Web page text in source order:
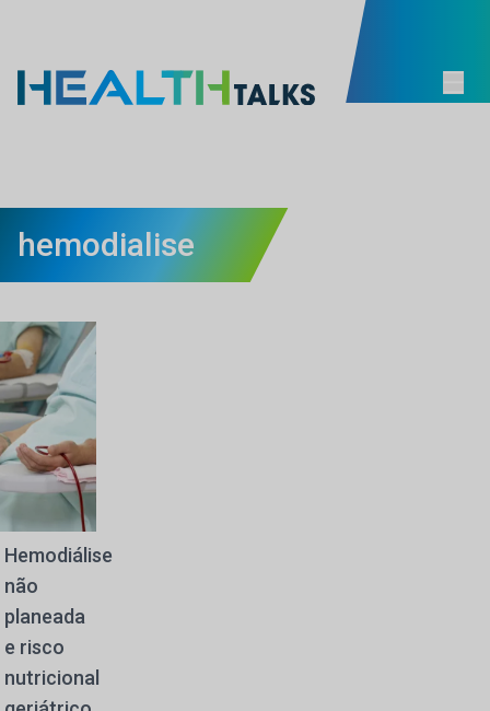
hemodialise
Hemodiálise
não
planeada
e risco
nutricional